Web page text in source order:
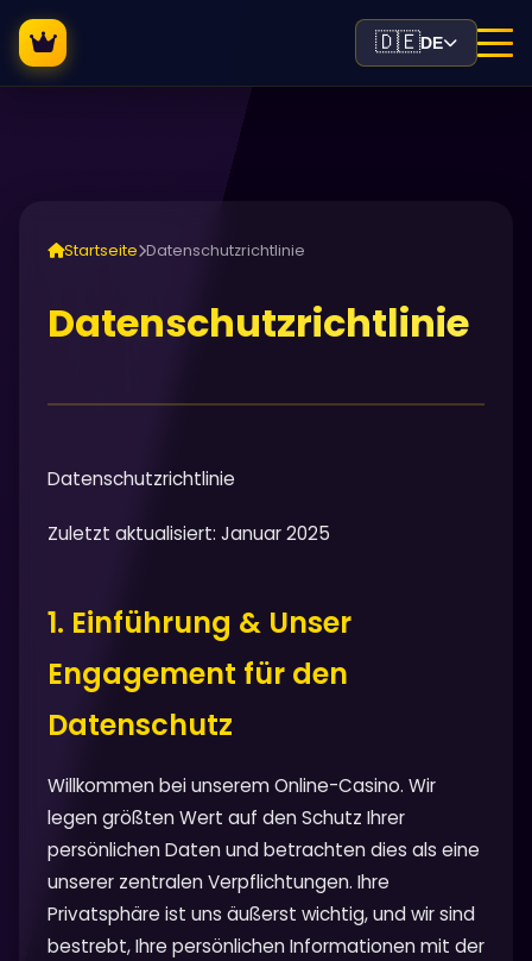
🇩🇪DE
Startseite Datenschutzrichtlinie
Datenschutzrichtlinie
Datenschutzrichtlinie
Zuletzt aktualisiert: Januar 2025
1. Einführung & Unser
Engagement für den
Datenschutz
Willkommen bei unserem Online-Casino. Wir
legen größten Wert auf den Schutz Ihrer
persönlichen Daten und betrachten dies als eine
unserer zentralen Verpflichtungen. Ihre
Privatsphäre ist uns äußerst wichtig, und wir sind
bestrebt, Ihre persönlichen Informationen mit der